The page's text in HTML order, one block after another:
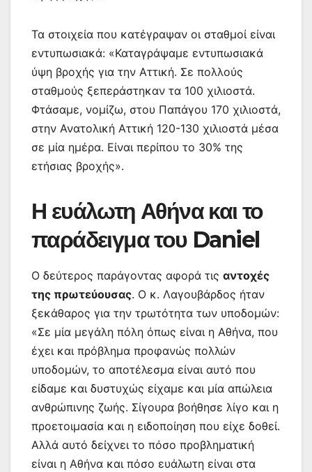
Τα στοιχεία που κατέγραψαν οι σταθμοί είναι
εντυπωσιακά: «Καταγράψαμε εντυπωσιακά
ύψη βροχής για την Αττική. Σε πολλούς
σταθμούς ξεπεράστηκαν τα 100 χιλιοστά.
Φτάσαμε, νομίζω, στου Παπάγου 170 χιλιοστά,
στην Ανατολική Αττική 120-130 χιλιοστά μέσα
σε μία ημέρα. Είναι περίπου το 30% της
ετήσιας βροχής».
Η ευάλωτη Αθήνα και το
παράδειγμα του Daniel
Ο δεύτερος παράγοντας αφορά τις αντοχές
της πρωτεύουσας. Ο κ. Λαγουβάρδος ήταν
ξεκάθαρος για την τρωτότητα των υποδομών:
«Σε μία μεγάλη πόλη όπως είναι η Αθήνα, που
έχει και πρόβλημα προφανώς πολλών
υποδομών, το αποτέλεσμα είναι αυτό που
είδαμε και δυστυχώς είχαμε και μία απώλεια
ανθρώπινης ζωής. Σίγουρα βοήθησε λίγο και η
προετοιμασία και η ειδοποίηση που είχε δοθεί.
Αλλά αυτό δείχνει το πόσο προβληματική
είναι η Αθήνα και πόσο ευάλωτη είναι στα